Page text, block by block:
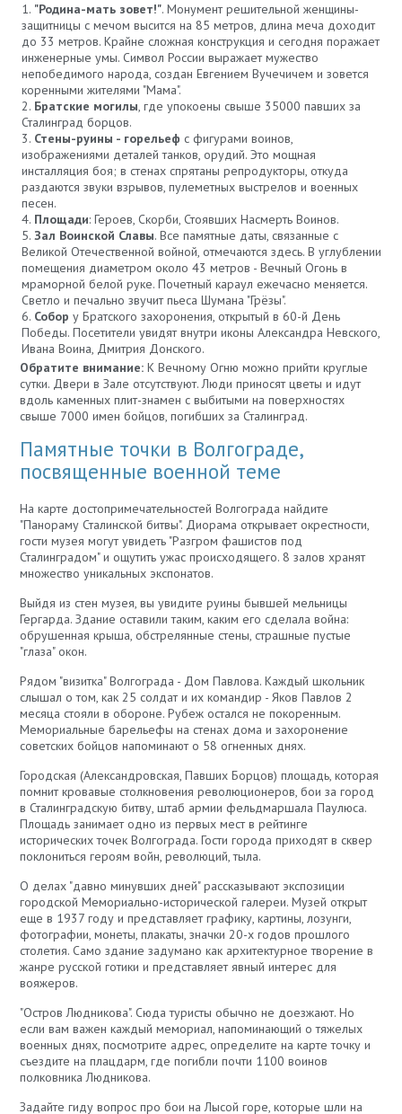
"Родина-мать зовет!". Монумент решительной женщины-
защитницы с мечом высится на 85 метров, длина меча доходит
до 33 метров. Крайне сложная конструкция и сегодня поражает
инженерные умы. Символ России выражает мужество
непобедимого народа, создан Евгением Вучечичем и зовется
коренными жителями "Мама".
Братские могилы, где упокоены свыше 35000 павших за
Сталинград борцов.
Стены-руины - горельеф с фигурами воинов,
изображениями деталей танков, орудий. Это мощная
инсталляция боя; в стенах спрятаны репродукторы, откуда
раздаются звуки взрывов, пулеметных выстрелов и военных
песен.
Площади: Героев, Скорби, Стоявших Насмерть Воинов.
Зал Воинской Славы. Все памятные даты, связанные с
Великой Отечественной войной, отмечаются здесь. В углублении
помещения диаметром около 43 метров - Вечный Огонь в
мраморной белой руке. Почетный караул ежечасно меняется.
Светло и печально звучит пьеса Шумана "Грёзы".
Собор у Братского захоронения, открытый в 60-й День
Победы. Посетители увидят внутри иконы Александра Невского,
Ивана Воина, Дмитрия Донского.
Обратите внимание: К Вечному Огню можно прийти круглые
сутки. Двери в Зале отсутствуют. Люди приносят цветы и идут
вдоль каменных плит-знамен с выбитыми на поверхностях
свыше 7000 имен бойцов, погибших за Сталинград.
Памятные точки в Волгограде,
посвященные военной теме
На карте достопримечательностей Волгограда найдите
"Панораму Сталинской битвы". Диорама открывает окрестности,
гости музея могут увидеть "Разгром фашистов под
Сталинградом" и ощутить ужас происходящего. 8 залов хранят
множество уникальных экспонатов.
Выйдя из стен музея, вы увидите руины бывшей мельницы
Гергарда. Здание оставили таким, каким его сделала война:
обрушенная крыша, обстрелянные стены, страшные пустые
"глаза" окон.
Рядом "визитка" Волгограда - Дом Павлова. Каждый школьник
слышал о том, как 25 солдат и их командир - Яков Павлов 2
месяца стояли в обороне. Рубеж остался не покоренным.
Мемориальные барельефы на стенах дома и захоронение
советских бойцов напоминают о 58 огненных днях.
Городская (Александровская, Павших Борцов) площадь, которая
помнит кровавые столкновения революционеров, бои за город
в Сталинградскую битву, штаб армии фельдмаршала Паулюса.
Площадь занимает одно из первых мест в рейтинге
исторических точек Волгограда. Гости города приходят в сквер
поклониться героям войн, революций, тыла.
О делах "давно минувших дней" рассказывают экспозиции
городской Мемориально-исторической галереи. Музей открыт
еще в 1937 году и представляет графику, картины, лозунги,
фотографии, монеты, плакаты, значки 20-х годов прошлого
столетия. Само здание задумано как архитектурное творение в
жанре русской готики и представляет явный интерес для
вояжеров.
"Остров Людникова". Сюда туристы обычно не доезжают. Но
если вам важен каждый мемориал, напоминающий о тяжелых
военных днях, посмотрите адрес, определите на карте точку и
съездите на плацдарм, где погибли почти 1100 воинов
полковника Людникова.
Задайте гиду вопрос про бои на Лысой горе, которые шли на